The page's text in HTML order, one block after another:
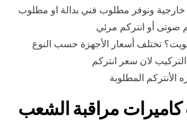
خارجية ونوفر مطلوب فني بدالة او مطلوب
صوتى أو انتركم مرئي
تختلف أسعار الأجهزة حسب النوع
لان سعر انتركم
الأنتركم المطلوبة
مراقبة الشعب